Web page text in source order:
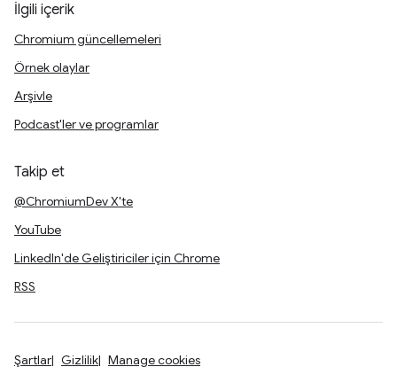
İlgili içerik
Chromium güncellemeleri
Örnek olaylar
Arşivle
Podcast'ler ve programlar
Takip et
@ChromiumDev X'te
YouTube
LinkedIn'de Geliştiriciler için Chrome
RSS
Şartlar Gizlilik Manage cookies